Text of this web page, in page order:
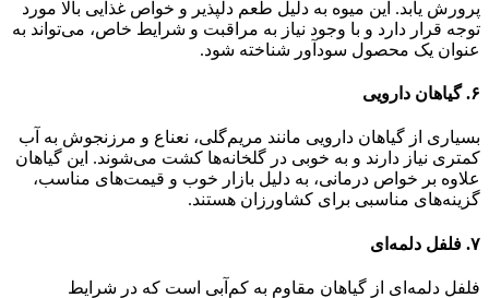
پرورش یابد. این میوه به دلیل طعم دلپذیر و خواص غذایی بالا مورد
توجه قرار دارد و با وجود نیاز به مراقبت و شرایط خاص، می‌تواند به
عنوان یک محصول سودآور شناخته شود.
۶. گیاهان دارویی
بسیاری از گیاهان دارویی مانند مریم‌گلی، نعناع و مرزنجوش به آب
کمتری نیاز دارند و به خوبی در گلخانه‌ها کشت می‌شوند. این گیاهان
علاوه بر خواص درمانی، به دلیل بازار خوب و قیمت‌های مناسب،
گزینه‌های مناسبی برای کشاورزان هستند.
۷. فلفل دلمه‌ای
فلفل دلمه‌ای از گیاهان مقاوم به کم‌آبی است که در شرایط